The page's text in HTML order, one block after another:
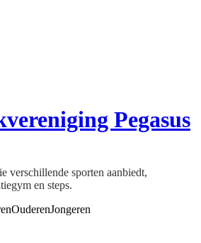
Pegasus
verschillende sporten aanbiedt,
en steps.
OuderenJongeren